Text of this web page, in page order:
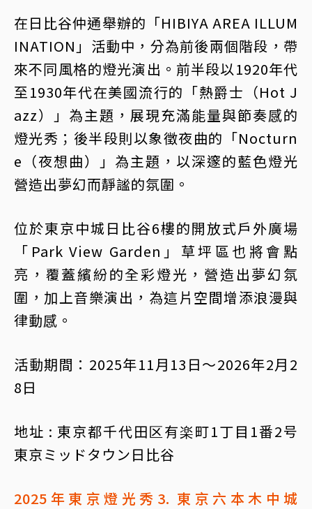
在日比谷仲通舉辦的「HIBIYA AREA ILLUM
INATION」活動中，分為前後兩個階段，帶
來不同風格的燈光演出。前半段以1920年代
至1930年代在美國流行的「熱爵士（Hot J
azz）」為主題，展現充滿能量與節奏感的
燈光秀；後半段則以象徵夜曲的「Nocturn
e（夜想曲）」為主題，以深邃的藍色燈光
營造出夢幻而靜謐的氛圍。
位於東京中城日比谷6樓的開放式戶外廣場
「Park View Garden」草坪區也將會點
亮，覆蓋繽紛的全彩燈光，營造出夢幻氛
圍，加上音樂演出，為這片空間增添浪漫與
律動感。
活動期間：2025年11月13日～2026年2月2
8日
地址 : 東京都千代田区有楽町1丁目1番2号
東京ミッドタウン日比谷
2025年東京燈光秀3. 東京六本木中城